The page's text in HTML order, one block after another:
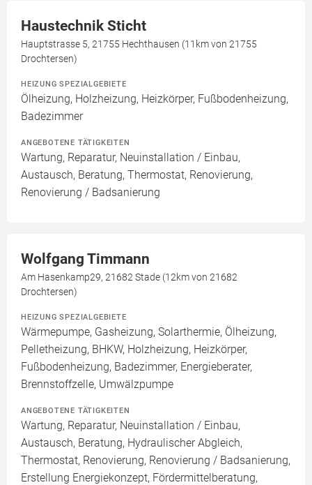
Haustechnik Sticht
Hauptstrasse 5, 21755 Hechthausen (11km von 21755
Drochtersen)
HEIZUNG SPEZIALGEBIETE
Ölheizung, Holzheizung, Heizkörper, Fußbodenheizung,
Badezimmer
ANGEBOTENE TÄTIGKEITEN
Wartung, Reparatur, Neuinstallation / Einbau,
Austausch, Beratung, Thermostat, Renovierung,
Renovierung / Badsanierung
Wolfgang Timmann
Am Hasenkamp29, 21682 Stade (12km von 21682
Drochtersen)
HEIZUNG SPEZIALGEBIETE
Wärmepumpe, Gasheizung, Solarthermie, Ölheizung,
Pelletheizung, BHKW, Holzheizung, Heizkörper,
Fußbodenheizung, Badezimmer, Energieberater,
Brennstoffzelle, Umwälzpumpe
ANGEBOTENE TÄTIGKEITEN
Wartung, Reparatur, Neuinstallation / Einbau,
Austausch, Beratung, Hydraulischer Abgleich,
Thermostat, Renovierung, Renovierung / Badsanierung,
Erstellung Energiekonzept, Fördermittelberatung,